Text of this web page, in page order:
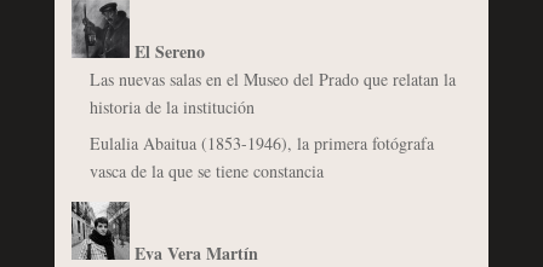
El Sereno
Las nuevas salas en el Museo del Prado que relatan la
historia de la institución
Eulalia Abaitua (1853-1946), la primera fotógrafa
vasca de la que se tiene constancia
Eva Vera Martín